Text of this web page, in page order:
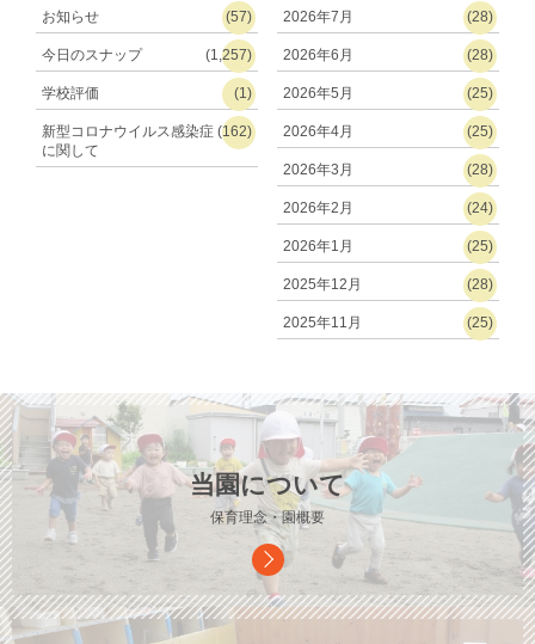
お知らせ (57)
今日のスナップ (1,257)
学校評価 (1)
新型コロナウイルス感染症
に関して
(162)
2026年7月 (28)
2026年6月 (28)
2026年5月 (25)
2026年4月 (25)
2026年3月 (28)
2026年2月 (24)
2026年1月 (25)
2025年12月 (28)
2025年11月 (25)
当園について
保育理念・園概要